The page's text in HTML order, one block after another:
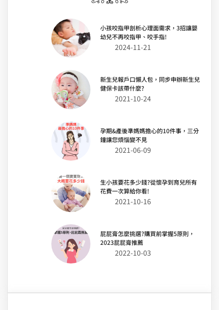
小孩咬指甲剖析心理面需求，3招讓嬰
幼兒不再咬指甲、咬手指!
2024-11-21
新生兒報戶口懶人包，同步申辦新生兒
健保卡該帶什麼?
2021-10-24
孕期&產後準媽媽擔心的10件事，三分
鐘讓您煩惱變不見
2021-06-09
生小孩要花多少錢?從懷孕到育兒所有
花費一次算給你看!
2021-10-16
屁屁膏怎麼挑選?購買前掌握5原則，
2023屁屁膏推薦
2022-10-03